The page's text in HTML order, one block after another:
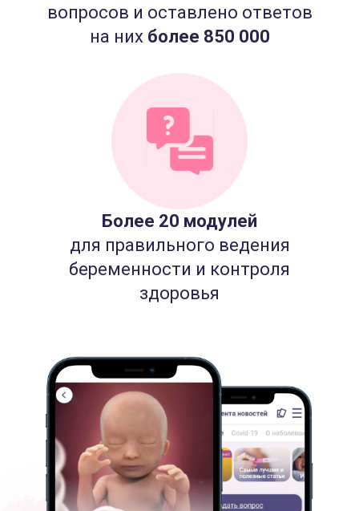
вопросов и оставлено ответов
на них более 850 000
Более 20 модулей
для правильного ведения
беременности и контроля
здоровья